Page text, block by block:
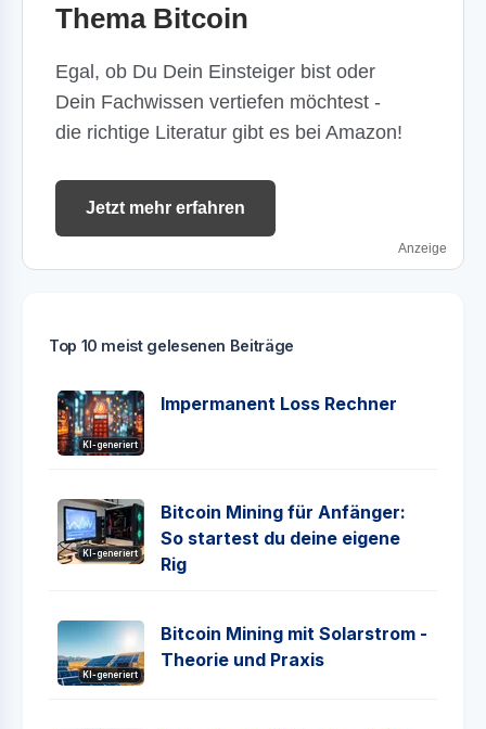
Thema Bitcoin
Egal, ob Du Dein Einsteiger bist oder
Dein Fachwissen vertiefen möchtest -
die richtige Literatur gibt es bei Amazon!
Jetzt mehr erfahren
Anzeige
Top 10 meist gelesenen Beiträge
KI-generiert
Impermanent Loss Rechner
KI-generiert
Bitcoin Mining für Anfänger:
So startest du deine eigene
Rig
KI-generiert
Bitcoin Mining mit Solarstrom -
Theorie und Praxis